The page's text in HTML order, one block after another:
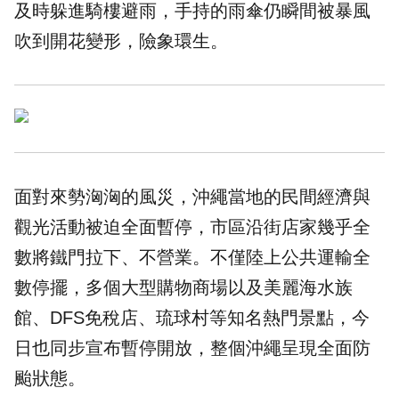
及時躲進騎樓避雨，手持的雨傘仍瞬間被暴風
吹到開花變形，險象環生。
面對來勢洶洶的風災，沖繩當地的民間經濟與
觀光活動被迫全面暫停，市區沿街店家幾乎全
數將鐵門拉下、不營業。不僅陸上公共運輸全
數停擺，多個大型購物商場以及美麗海水族
館、DFS免稅店、琉球村等知名熱門景點，今
日也同步宣布暫停開放，整個沖繩呈現全面防
颱狀態。